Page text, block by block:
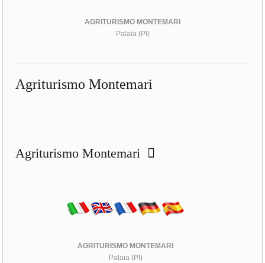
AGRITURISMO MONTEMARI
Palaia (PI)
Agriturismo Montemari
Agriturismo Montemari
AGRITURISMO MONTEMARI
Palaia (PI)